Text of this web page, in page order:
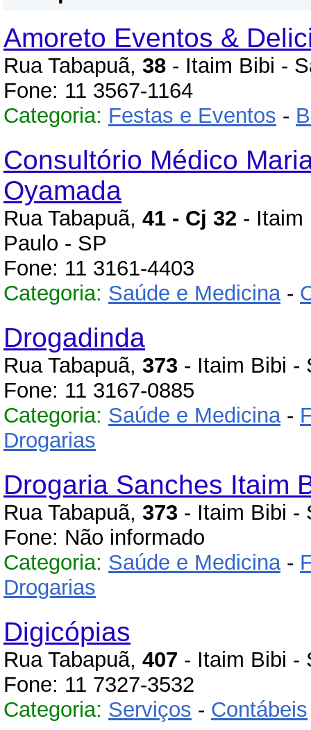
Amoreto Eventos &
Rua Tabapuã, 38 - Itaim Bibi -
Fone: 11 3567-1164
Categoria: Festas e Eventos -
Consultório Médico
Oyamada
Rua Tabapuã, 41 - Cj 32 - Itaim
Paulo - SP
Fone: 11 3161-4403
Categoria: Saúde e Medicina-
Drogadinda
Rua Tabapuã, 373 - Itaim Bibi -
Fone: 11 3167-0885
Categoria: Saúde e Medicina-
Drogarias
Drogaria Sanches Itaim
Rua Tabapuã, 373 - Itaim Bibi -
Fone: Não informado
Categoria: Saúde e Medicina-
Drogarias
Digicópias
Rua Tabapuã, 407 - Itaim Bibi -
Fone: 11 7327-3532
Categoria: Serviços - Contábeis